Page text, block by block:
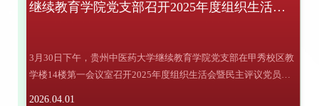
继续教育学院党支部召开2025年度组织生活会暨民主评议党员大会
3月30日下午，贵州中医药大学继续教育学院党支部在甲秀校区教
学楼14楼第一会议室召开2025年度组织生活会暨民主评议党员大
2026.04.01